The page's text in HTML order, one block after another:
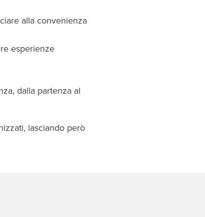
alla convenienza
esperienze
dalla partenza al
lasciando però